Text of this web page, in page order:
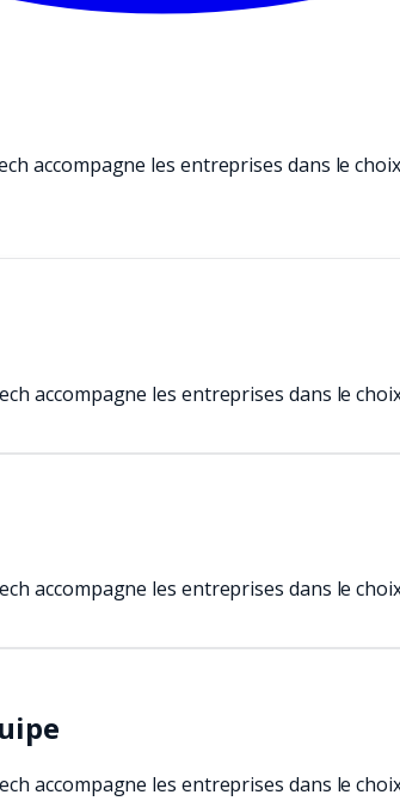
accompagne les entreprises dans le
accompagne les entreprises dans le
accompagne les entreprises dans le
accompagne les entreprises dans le